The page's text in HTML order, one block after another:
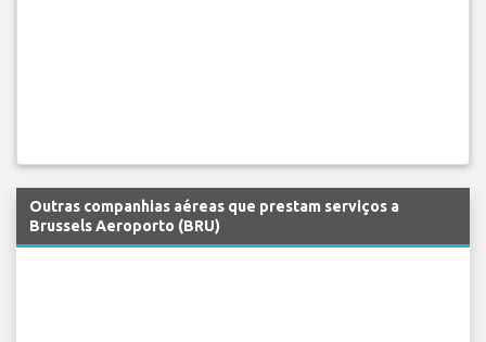
Outras companhias aéreas que prestam serviços a
Brussels Aeroporto (BRU)